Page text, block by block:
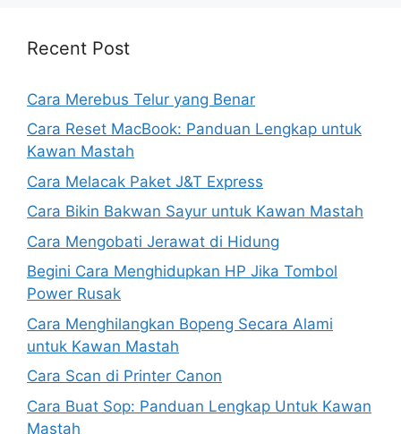
Recent Post
Cara Merebus Telur yang Benar
Cara Reset MacBook: Panduan Lengkap untuk
Kawan Mastah
Cara Melacak Paket J&T Express
Cara Bikin Bakwan Sayur untuk Kawan Mastah
Cara Mengobati Jerawat di Hidung
Begini Cara Menghidupkan HP Jika Tombol
Power Rusak
Cara Menghilangkan Bopeng Secara Alami
untuk Kawan Mastah
Cara Scan di Printer Canon
Cara Buat Sop: Panduan Lengkap Untuk Kawan
Mastah